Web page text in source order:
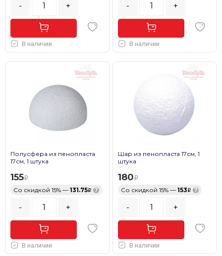
- +
В наличии
- +
В наличии
Полусфера из пенопласта
17см, 1 штука
155
Со скидкой 15% — 131.75 ?
- +
В наличии
Шар из пенопласта 17см, 1
штука
180
Со скидкой 15% — 153 ?
- +
В наличии